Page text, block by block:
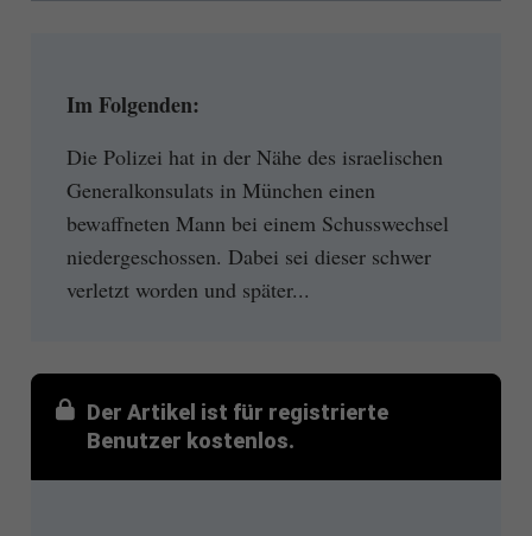
Im Folgenden:
Die Polizei hat in der Nähe des israelischen
Generalkonsulats in München einen
bewaffneten Mann bei einem Schusswechsel
niedergeschossen. Dabei sei dieser schwer
verletzt worden und später...
Der Artikel ist für registrierte
Benutzer kostenlos.